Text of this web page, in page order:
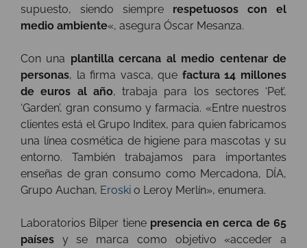
supuesto, siendo siempre respetuosos con el
medio ambiente«, asegura Óscar Mesanza.
Con una plantilla cercana al medio centenar de
personas, la firma vasca, que factura 14 millones
de euros al año, trabaja para los sectores ‘Pet’,
‘Garden’, gran consumo y farmacia. «Entre nuestros
clientes está el Grupo Inditex, para quien fabricamos
una línea cosmética de higiene para mascotas y su
entorno. También trabajamos para importantes
enseñas de gran consumo como Mercadona, DÍA,
Grupo Auchan, Eroski o Leroy Merlín», enumera.
Laboratorios Bilper tiene presencia en cerca de 65
países y se marca como objetivo «acceder a